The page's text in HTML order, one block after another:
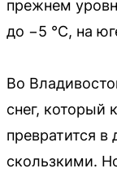
прежнем
до −5 °C, на
Во
снег, который
превратится
скользкими.